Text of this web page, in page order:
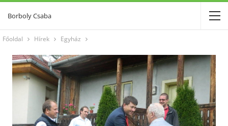
Borboly Csaba
Főoldal Hírek Egyház